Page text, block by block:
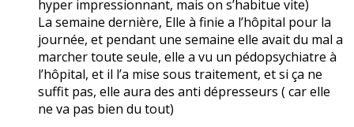
hyper impressionnant, mais on s’habitue vite)
La semaine dernière, Elle à finie a l’hôpital pour la
journée, et pendant une semaine elle avait du mal a
marcher toute seule, elle a vu un pédopsychiatre à
l’hôpital, et il l’a mise sous traitement, et si ça ne
suffit pas, elle aura des anti dépresseurs ( car elle
ne va pas bien du tout)